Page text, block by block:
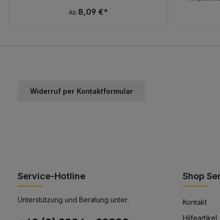
Ab 8,09 €*
Widerruf per Kontaktformular
Service-Hotline
Unterstützung und Beratung unter:
Shop
Kontakt
Hilfeartikel